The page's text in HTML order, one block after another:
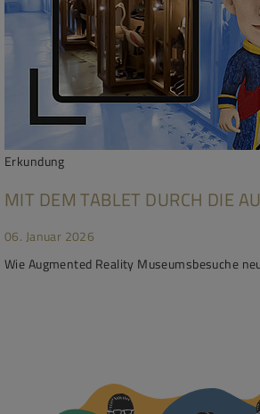
Erkundung
MIT DEM TABLET DURCH DIE
06. Januar 2026
Wie Augmented Reality Museumsbesuche